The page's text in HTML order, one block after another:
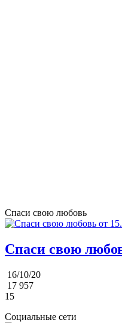
Спаси свою любовь
Спаси свою
16/10/20
17 957
15
Социальные сети